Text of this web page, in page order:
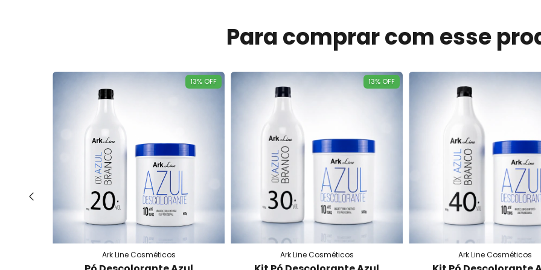
Para comprar com esse
13% OFF
Ark Line Cosméticos
13% OFF
Ark Line Cosméticos Ark Line Cosméticos